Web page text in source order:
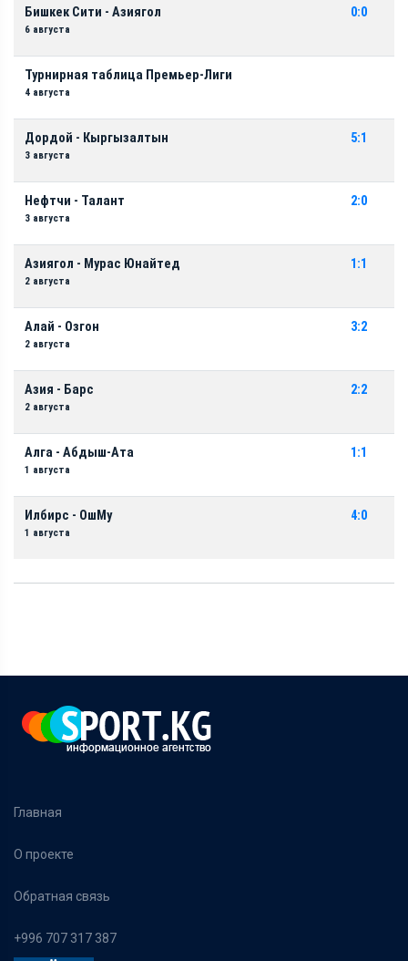
Бишкек Сити - Азиягол
6 августа
0:0
Турнирная таблица Премьер-Лиги
4 августа
Дордой - Кыргызалтын
3 августа
5:1
Нефтчи - Талант
3 августа
2:0
Азиягол - Мурас Юнайтед
2 августа
1:1
Алай - Озгон
2 августа
3:2
Азия - Барс
2 августа
2:2
Алга - Абдыш-Ата
1 августа
1:1
Илбирс - ОшМу
1 августа
4:0
Главная
О проекте
Обратная связь
+996 707 317 387